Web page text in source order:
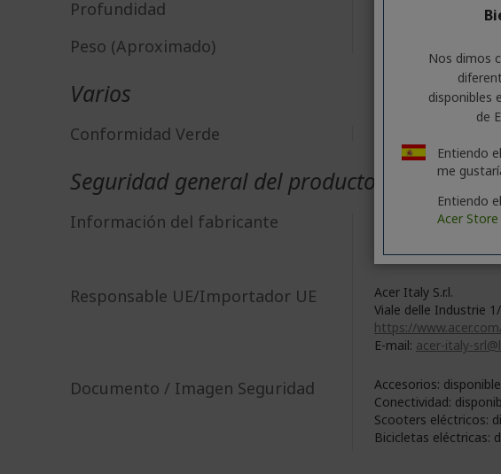
Profundidad
Peso (Aproximado)
Varios
Conformidad Verde
Seguridad general del producto
Información del fabricante
New Taipei City 221
Responsable UE/Importador UE
Acer Italy S.r.l.
Viale delle Industrie
https://
E-mail: acer-italy-
Documento / Imagen Seguridad Accesorios: disponible
Conectividad:
Scooters eléctricos:
Bicicletas eléctricas:
Nos dimos
disponibles
de
Entiendo
me
Entiendo
Acer Store